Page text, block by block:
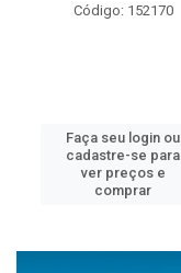
Código: 152170
Faça seu login ou
cadastre-se para
ver preços e
comprar